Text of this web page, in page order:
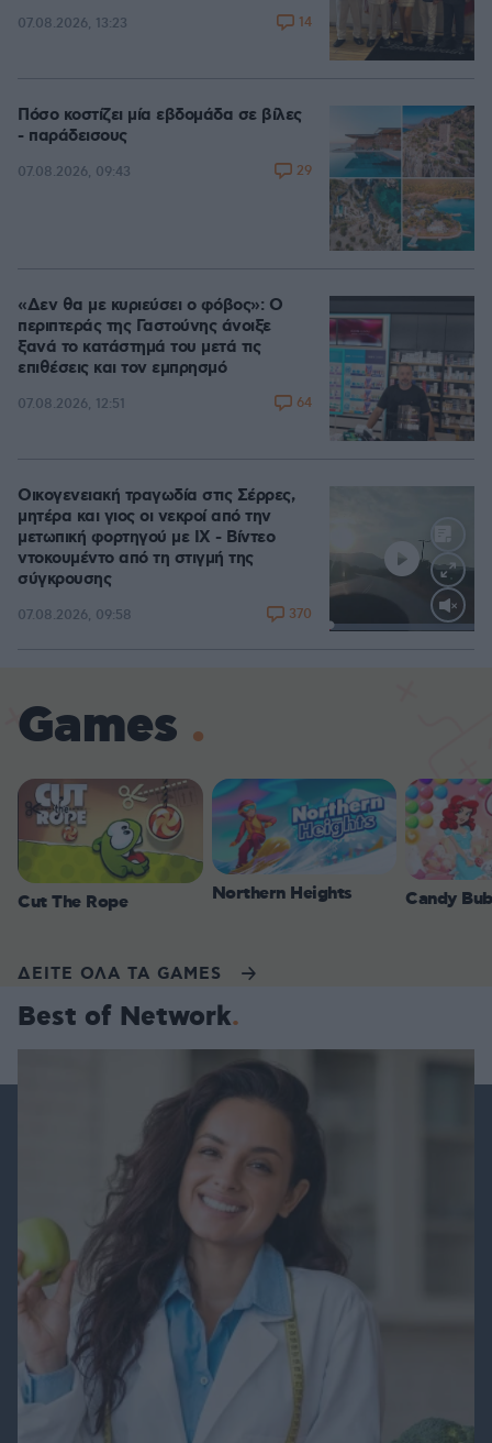
07.08.2026, 13:23 14
Πόσο κοστίζει μία εβδομάδα σε βίλες
- παράδεισους
07.08.2026, 09:43 29
«Δεν θα με κυριεύσει ο φόβος»: Ο
περιπτεράς της Γαστούνης άνοιξε
ξανά το κατάστημά του μετά τις
επιθέσεις και τον εμπρησμό
07.08.2026, 12:51 64
Loaded:
Οικογενειακή τραγωδία στις Σέρρες,
μητέρα και γιος οι νεκροί από την
μετωπική φορτηγού με ΙΧ - Βίντεο
ντοκουμέντο από τη στιγμή της
σύγκρουσης
07.08.2026, 09:58 370
Games
Cut The Rope Northern Heights Candy
ΔΕΙΤΕ ΟΛΑ ΤΑ GAMES
Best of Network